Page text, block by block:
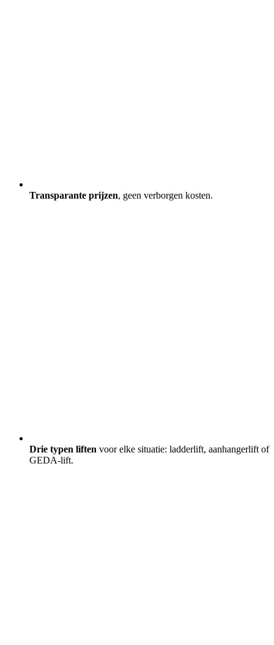
Transparante prijzen, geen verborgen kosten.
Drie typen liften voor elke situatie: ladderlift, aanhangerlift of
GEDA-lift.